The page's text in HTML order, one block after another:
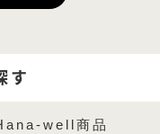
す
well商品